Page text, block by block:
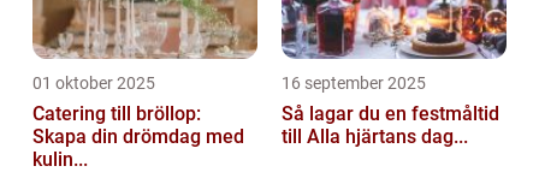
01 oktober 2025
Catering till bröllop:
Skapa din drömdag med
kulin...
16 september 2025
Så lagar du en festmåltid
till Alla hjärtans dag...